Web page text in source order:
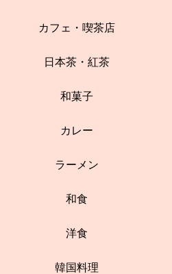
カフェ・喫茶店
日本茶・紅茶
和菓子
カレー
ラーメン
和食
洋食
韓国料理